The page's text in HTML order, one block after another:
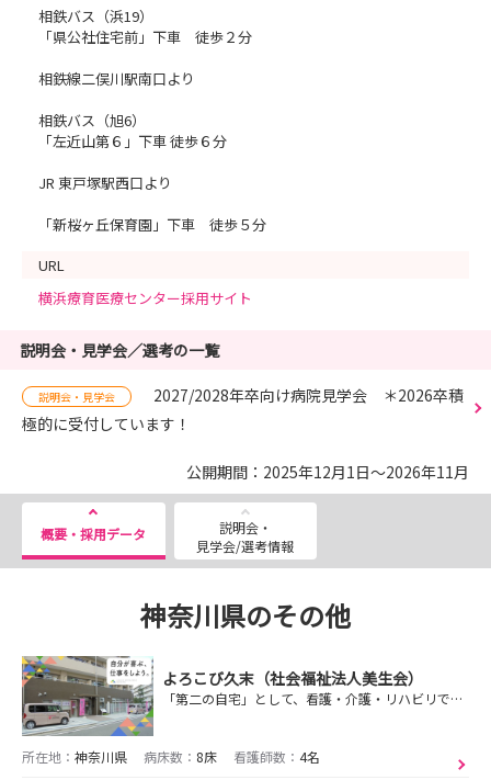
相鉄バス（浜19）
「県公社住宅前」下車 徒歩２分
相鉄線二俣川駅南口より
相鉄バス（旭6）
「左近山第６」下車 徒歩６分
JR 東戸塚駅西口より
「新桜ヶ丘保育園」下車 徒歩５分
URL
横浜療育医療センター採用サイト
説明会・見学会／選考の一覧
説明会・見学会
2027/2028年卒向け病院見学会 ＊2026卒積
極的に受付しています！
公開期間：2025年12月1日～2026年11月
概要・採用データ
説明会・
見学会/選考情報
神奈川県のその他
よろこび久末（社会福祉法人美生会）
「第二の自宅」として、看護・介護・リハビリで生活をトータルサポートします。
所在地： 神奈川県 病床数： 8床 看護師数： 4名